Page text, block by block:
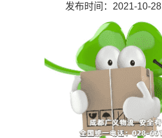
发布时间：2021-10-